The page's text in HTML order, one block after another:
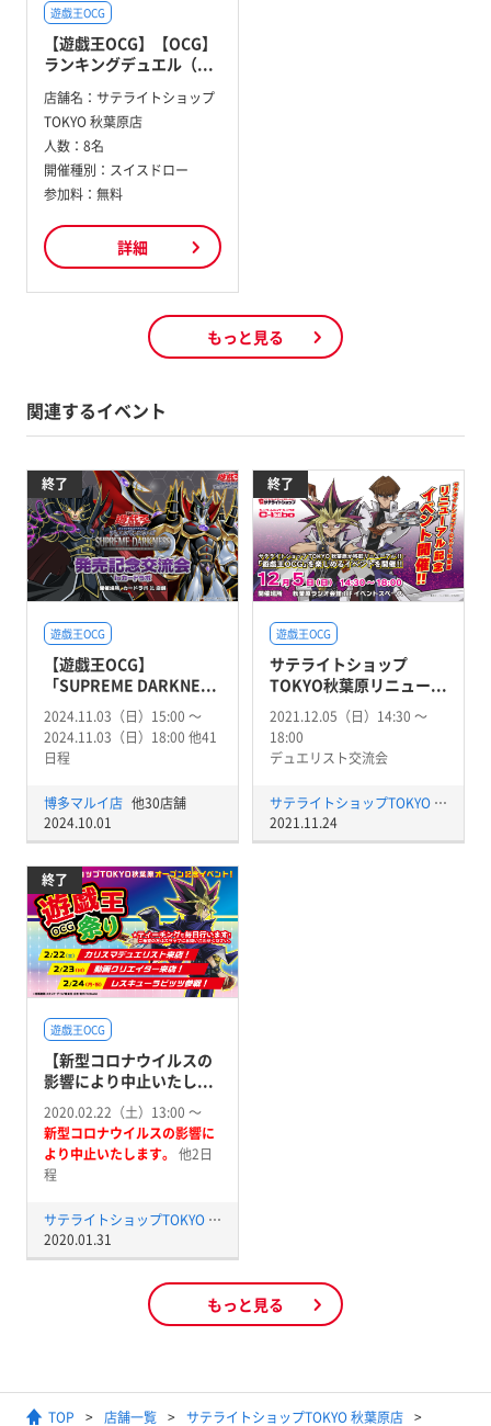
遊戯王OCG
【遊戯王OCG】【OCG】
ランキングデュエル（...
店舗名： サテライトショップ
TOKYO 秋葉原店
人数： 8名
開催種別： スイスドロー
参加料： 無料
詳細
もっと見る
関連するイベント
終了
遊戯王OCG
【遊戯王OCG】
「SUPREME DARKNE...
2024.11.03（日）15:00 〜
2024.11.03（日）18:00 他41
日程
博多マルイ店 他30店舗
2024.10.01
終了
遊戯王OCG
サテライトショップ
TOKYO秋葉原リニュー...
2021.12.05（日）14:30 〜
18:00
デュエリスト交流会
サテライトショップTOKYO 秋葉原店
2021.11.24
終了
遊戯王OCG
【新型コロナウイルスの
影響により中止いたし...
2020.02.22（土）13:00 〜
新型コロナウイルスの影響に
より中止いたします。 他2日
程
サテライトショップTOKYO 秋葉原店
2020.01.31
もっと見る
TOP 店舗一覧 サテライトショップTOKYO 秋葉原店